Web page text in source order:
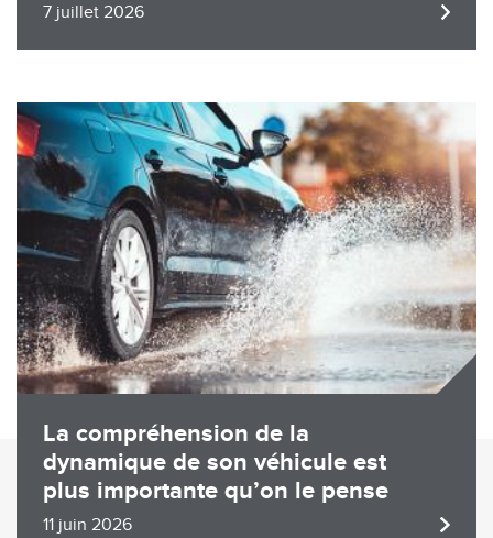
7 juillet 2026
Image
La compréhension de la
dynamique de son véhicule est
plus importante qu’on le pense
11 juin 2026